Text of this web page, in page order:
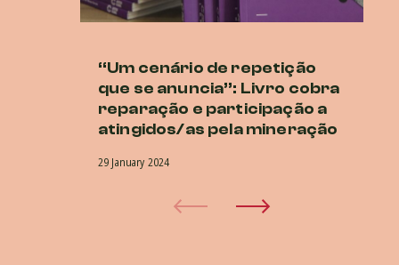
“Um cenário de repetição
que se anuncia”: Livro cobra
reparação e participação a
atingidos/as pela mineração
29 January 2024